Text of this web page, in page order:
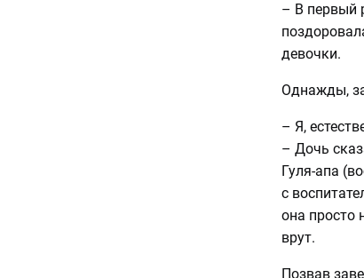
– В первый
девочки.
Однажды,
– Я,
– Дочь
Гуля-апа
с
она просто
врут.
Позвав